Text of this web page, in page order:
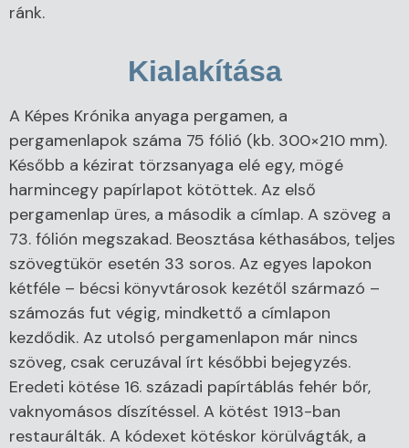
ránk.
Kialakítása
A Képes Krónika anyaga pergamen, a
pergamenlapok száma 75 fólió (kb. 300×210 mm).
Később a kézirat törzsanyaga elé egy, mögé
harmincegy papírlapot kötöttek. Az első
pergamenlap üres, a második a címlap. A szöveg a
73. fólión megszakad. Beosztása kéthasábos, teljes
szövegtükör esetén 33 soros. Az egyes lapokon
kétféle – bécsi könyvtárosok kezétől származó –
számozás fut végig, mindkettő a címlapon
kezdődik. Az utolsó pergamenlapon már nincs
szöveg, csak ceruzával írt későbbi bejegyzés.
Eredeti kötése 16. századi papírtáblás fehér bőr,
vaknyomásos díszítéssel. A kötést 1913-ban
restaurálták. A kódexet kötéskor körülvágták, a